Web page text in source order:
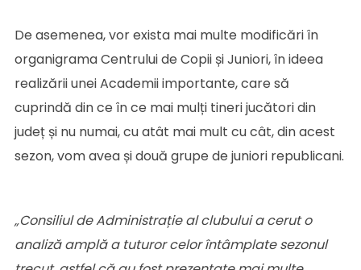
De asemenea, vor exista mai multe modificări în
organigrama Centrului de Copii și Juniori, în ideea
realizării unei Academii importante, care să
cuprindă din ce în ce mai mulți tineri jucători din
județ și nu numai, cu atât mai mult cu cât, din acest
sezon, vom avea și două grupe de juniori republicani.
„Consiliul de Administrație al clubului a cerut o
analiză amplă a tuturor celor întâmplate sezonul